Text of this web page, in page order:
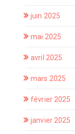
juin 2025
mai 2025
avril 2025
mars 2025
février 2025
janvier 2025